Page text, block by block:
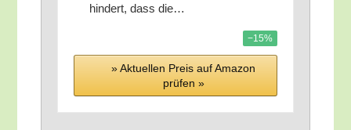
hin­dert, dass die…
−15%
» Aktu­el­len Preis auf Ama­zon
prü­fen »